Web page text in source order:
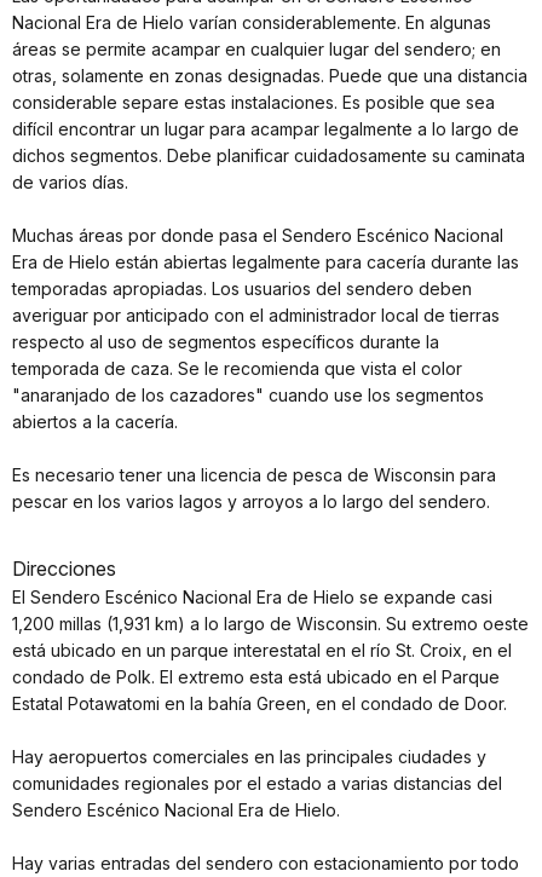
Nacional Era de Hielo varían considerablemente. En algunas
áreas se permite acampar en cualquier lugar del sendero; en
otras, solamente en zonas designadas. Puede que una distancia
considerable separe estas instalaciones. Es posible que sea
difícil encontrar un lugar para acampar legalmente a lo largo de
dichos segmentos. Debe planificar cuidadosamente su caminata
de varios días.
Muchas áreas por donde pasa el Sendero Escénico Nacional
Era de Hielo están abiertas legalmente para cacería durante las
temporadas apropiadas. Los usuarios del sendero deben
averiguar por anticipado con el administrador local de tierras
respecto al uso de segmentos específicos durante la
temporada de caza. Se le recomienda que vista el color
"anaranjado de los cazadores" cuando use los segmentos
abiertos a la cacería.
Es necesario tener una licencia de pesca de Wisconsin para
pescar en los varios lagos y arroyos a lo largo del sendero.
Direcciones
El Sendero Escénico Nacional Era de Hielo se expande casi
1,200 millas (1,931 km) a lo largo de Wisconsin. Su extremo oeste
está ubicado en un parque interestatal en el río St. Croix, en el
condado de Polk. El extremo esta está ubicado en el Parque
Estatal Potawatomi en la bahía Green, en el condado de Door.
Hay aeropuertos comerciales en las principales ciudades y
comunidades regionales por el estado a varias distancias del
Sendero Escénico Nacional Era de Hielo.
Hay varias entradas del sendero con estacionamiento por todo